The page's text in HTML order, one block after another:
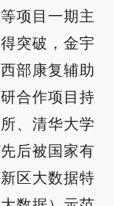
项目一期主
突破，金宇
部康复辅助
合作项目持
、清华大学
后被国家有
区大数据特